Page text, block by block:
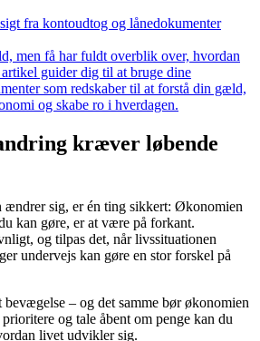
fra kontoudtog og lånedokumenter
men få har fuldt overblik over, hvordan
guider dig til at bruge dine
som redskaber til at forstå din gæld,
og skabe ro i hverdagen.
kræver løbende
ændrer sig, er én ting sikkert: Økonomien
kan gøre, er at være på forkant.
og tilpas det, når livssituationen
undervejs kan gøre en stor forskel på
– og det samme bør økonomien
og tale åbent om penge kan du
livet udvikler sig.